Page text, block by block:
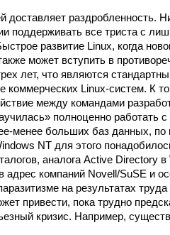
раздробленность.
поддерживать все триста с
развитие Linux, когда
может вступить в
лет, что являются
коммерческих Linux-систем. К
между командами
полноценно работать с
менее больших баз данных, по
NT для этого
аналога Active Directory в
адрес компаний Novell/SuSE и
на результатах труда
привести, пока трудно
кризис. Например,